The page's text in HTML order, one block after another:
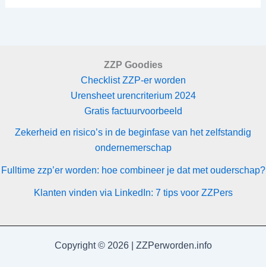
ZZP Goodies
Checklist ZZP-er worden
Urensheet urencriterium 2024
Gratis factuurvoorbeeld
Zekerheid en risico’s in de beginfase van het zelfstandig
ondernemerschap
Fulltime zzp’er worden: hoe combineer je dat met ouderschap?
Klanten vinden via LinkedIn: 7 tips voor ZZPers
Copyright © 2026 | ZZPerworden.info